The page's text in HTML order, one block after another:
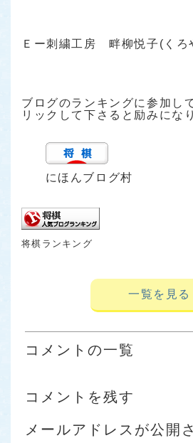
Ｅー刺繍工房 畔柳悦子(く
ブログのランキングに参加し
リックして下さると励みにな
にほんブログ村
将棋ランキング
一覧を見る
コメントの一覧
コメントを残す
メールアドレスが公開